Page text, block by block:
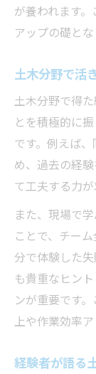
が養われます
アップの礎とな
土木分野で活
土木分野で得
とを積極的に
です。例えば
め、過去の経
て工夫する力が
また、現場で
ことで、チー
分で体験した
も貴重なヒン
ンが重要です
上や作業効率
経験者が語る